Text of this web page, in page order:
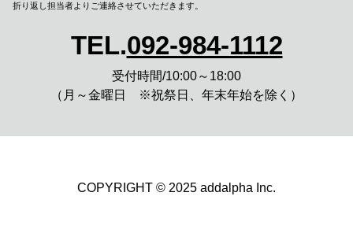
折り返し担当者よりご連絡させていただきます。
TEL.092-984-1112
受付時間/10:00～18:00
（月～金曜日 ※祝祭日、年末年始を除く）
COPYRIGHT © 2025 addalpha Inc.